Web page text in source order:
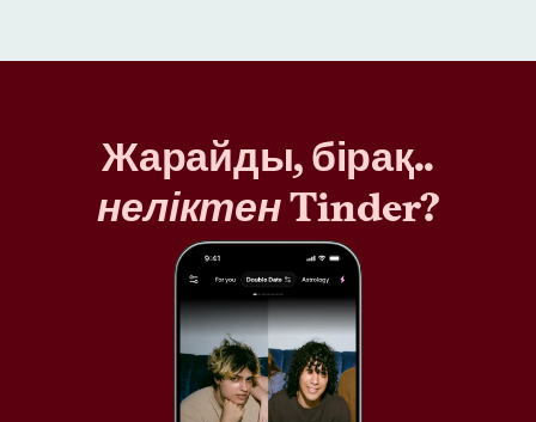
Жарайды, бірақ..
неліктенTinder?